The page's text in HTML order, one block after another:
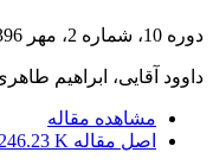
دوره 10، شماره 2، مهر 1396، صفحه
داوود آقایی، ابراهیم
مشاهده مقاله
اصل مقاله 246.23 K